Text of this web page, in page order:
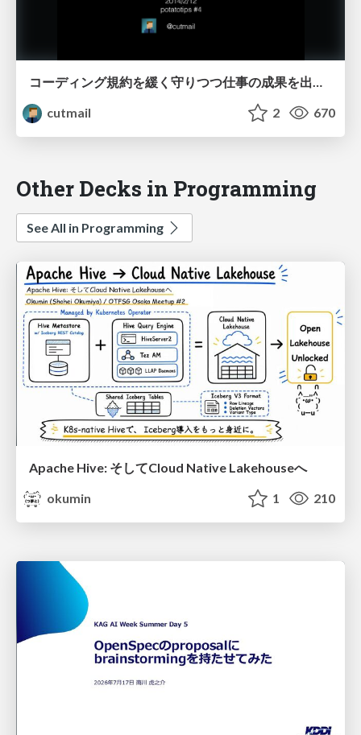
cutmail
2 670
Other Decks in Programming
See All in Programming
Apache Hive: そしてCloud Native Lakehouseへ
okumin
1 210